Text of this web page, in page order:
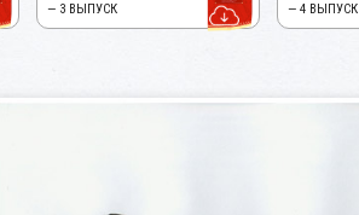
— 3 ВЫПУСК
— 4 ВЫПУСК